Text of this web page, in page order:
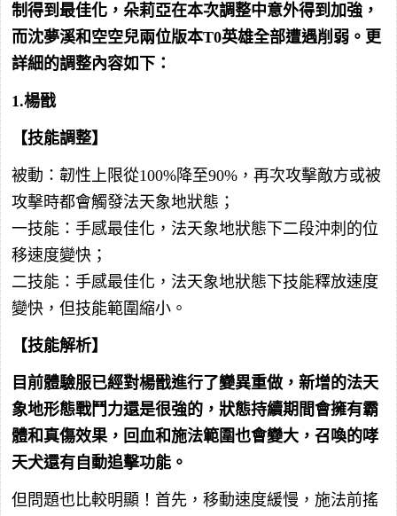
制得到最佳化，朵莉亞在本次調整中意外得到加強，
而沈夢溪和空空兒兩位版本T0英雄全部遭遇削弱。更
詳細的調整內容如下：
1.楊戩
【技能調整】
被動：韌性上限從100%降至90%，再次攻擊敵方或被
攻擊時都會觸發法天象地狀態；
一技能：手感最佳化，法天象地狀態下二段沖刺的位
移速度變快；
二技能：手感最佳化，法天象地狀態下技能釋放速度
變快，但技能範圍縮小。
【技能解析】
目前體驗服已經對楊戩進行了變異重做，新增的法天
象地形態戰鬥力還是很強的，狀態持續期間會擁有霸
體和真傷效果，回血和施法範圍也會變大，召喚的哮
天犬還有自動追擊功能。
但問題也比較明顯！首先，移動速度緩慢，施法前搖